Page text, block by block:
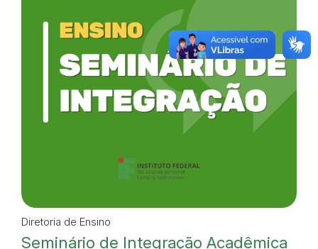
Diretoria de Ensino
Seminário de Integração Acadêmica